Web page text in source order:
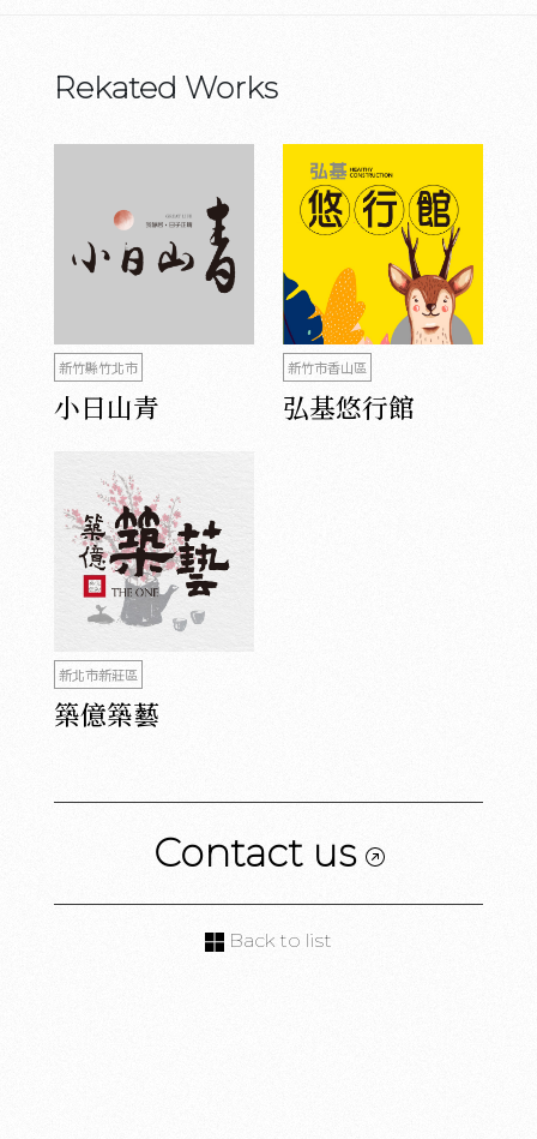
Rekated Works
新竹縣竹北市
小日山青
新竹市香山區
弘基悠行館
新北市新莊區
築億築藝
Contact us
Back to list